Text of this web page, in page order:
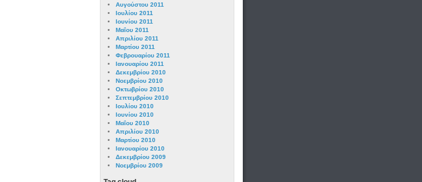
Αυγούστου 2011
Ιουλίου 2011
Ιουνίου 2011
Μαΐου 2011
Απριλίου 2011
Μαρτίου 2011
Φεβρουαρίου 2011
Ιανουαρίου 2011
Δεκεμβρίου 2010
Νοεμβρίου 2010
Οκτωβρίου 2010
Σεπτεμβρίου 2010
Ιουλίου 2010
Ιουνίου 2010
Μαΐου 2010
Απριλίου 2010
Μαρτίου 2010
Ιανουαρίου 2010
Δεκεμβρίου 2009
Νοεμβρίου 2009